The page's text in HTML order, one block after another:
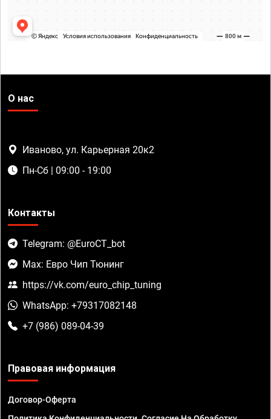
О нас
Иваново, ул. Карьерная 20к2
Пн-Сб | 09:00 - 19:00
Контакты
Telegram: @EuroCT_bot
Max: Евро Чип Тюнинг
https://vk.com/euro_chip_tuning
WhatsApp: +79317082148
+7 (986) 089-04-39
Правовая информация
Договор-Оферта